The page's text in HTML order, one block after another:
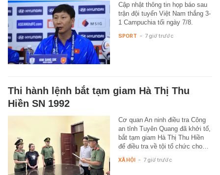
Cập nhật thông tin họp báo sau
trận đội tuyển Việt Nam thắng 3-
1 Campuchia tối ngày 7/8.
SPORT - 7 giờ trước
Thi hành lệnh bắt tạm giam Hà Thị Thu
Hiền SN 1992
Cơ quan An ninh điều tra Công
an tỉnh Tuyên Quang đã khởi tố,
bắt tạm giam Hà Thị Thu Hiền
để điều tra về tội tổ chức cho…
XÃ HỘI - 7 giờ trước